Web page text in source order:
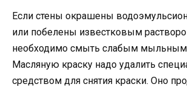
Если стены окрашены
или побелены известковым
необходимо смыть слабым мыльным
Масляную краску надо удалить
средством для снятия краски. Оно